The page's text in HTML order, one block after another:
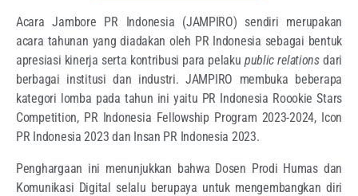
Acara Jambore PR Indonesia (JAMPIRO) sendiri merupakan
acara tahunan yang diadakan oleh PR Indonesia sebagai bentuk
apresiasi kinerja serta kontribusi para pelaku public relationsdari
berbagai institusi dan industri. JAMPIRO membuka beberapa
kategori lomba pada tahun ini yaitu PR Indonesia Roookie Stars
Competition, PR Indonesia Fellowship Program 2023-2024, Icon
PR Indonesia 2023 dan Insan PR Indonesia 2023.
Penghargaan ini menunjukkan bahwa Dosen Prodi Humas dan
Komunikasi Digital selalu berupaya untuk mengembangkan diri